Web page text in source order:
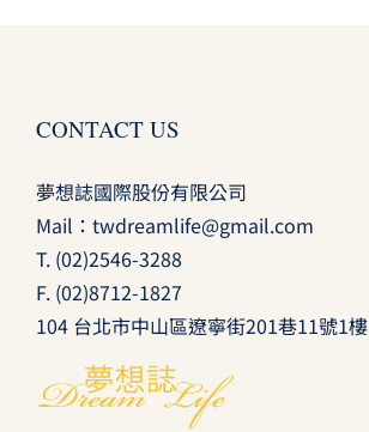
CONTACT US
夢想誌國際股份有限公司
Mail： twdreamlife@gmail.com
T. (02)2546-3288
F. (02)8712-1827
104 台北市中山區遼寧街201巷11號1樓